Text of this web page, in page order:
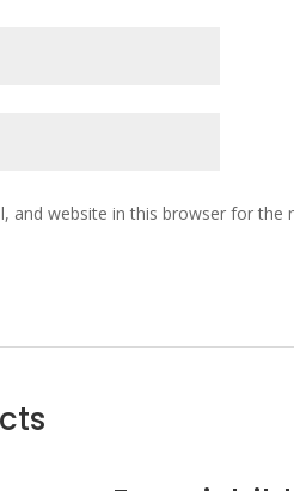
and website in this browser for the